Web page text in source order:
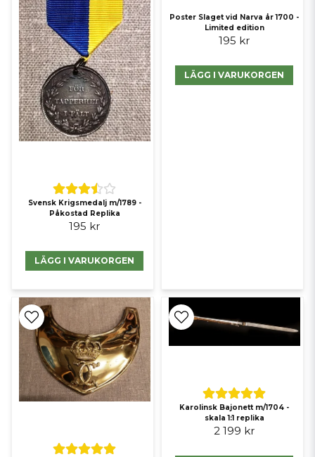
*Svenska Livgardets Drabantvärja m/1701 – klassisk karoliner
samlar värja
Tillhandahålls av
*Gustav II Adolfs värja - exklusivt samlarsvärd i silver design -
4395kr!
Svensk Krigsmedalj m/1789 -
Påkostad Replika
195 kr
LÄGG I VARUKORGEN
Poster Slaget vid Narva år 1700 -
Limited edition
195 kr
LÄGG I VARUKORGEN
Karolinsk Bajonett m/1704 -
skala 1:1 replika
2 199 kr